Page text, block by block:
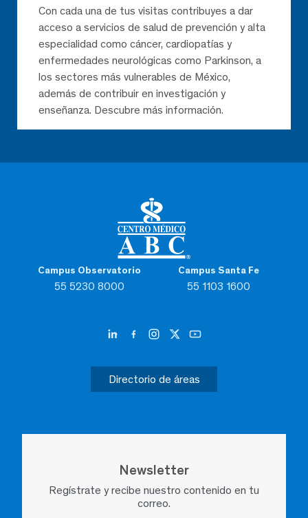
Campus Observatorio
55 5230 8000
Campus Santa Fe
55 1103 1600
Directorio de áreas
Newsletter
Regístrate y recibe nuestro contenido en tu
correo.
Con cada una de tus visitas contribuyes a dar
acceso a servicios de salud de prevención y alta
especialidad como cáncer, cardiopatías y
enfermedades neurológicas como Parkinson, a
los sectores más vulnerables de México,
además de contribuir en investigación y
enseñanza. Descubre más información.